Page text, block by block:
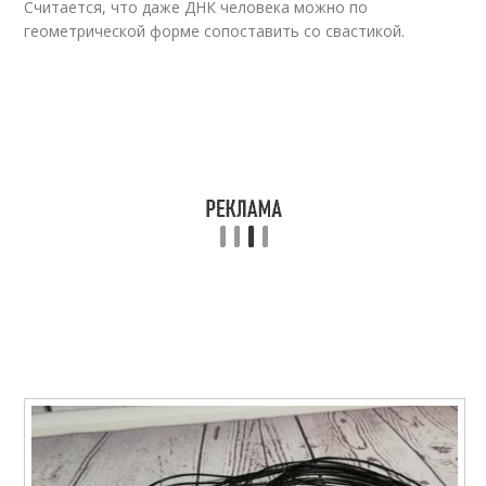
Считается, что даже ДНК человека можно по
геометрической форме сопоставить со свастикой.